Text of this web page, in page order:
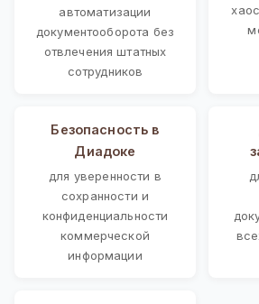
автоматизации
документооборота без
отвлечения штатных
сотрудников
Безопасность в
Диадоке
для уверенности в
сохранности и
конфиденциальности
коммерческой
информации